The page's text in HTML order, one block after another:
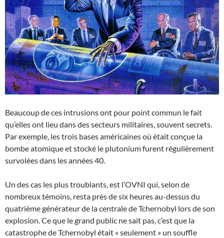
Beaucoup de ces intrusions ont pour point commun le fait
qu’elles ont lieu dans des secteurs militaires, souvent secrets.
Par exemple, les trois bases américaines où était conçue la
bombe atomique et stocké le plutonium furent régulièrement
survolées dans les années 40.
Un des cas les plus troublants, est l’OVNI qui, selon de
nombreux témoins, resta près de six heures au-dessus du
quatrième générateur de la centrale de Tchernobyl lors de son
explosion. Ce que le grand public ne sait pas, c’est que la
catastrophe de Tchernobyl était « seulement » un souffle